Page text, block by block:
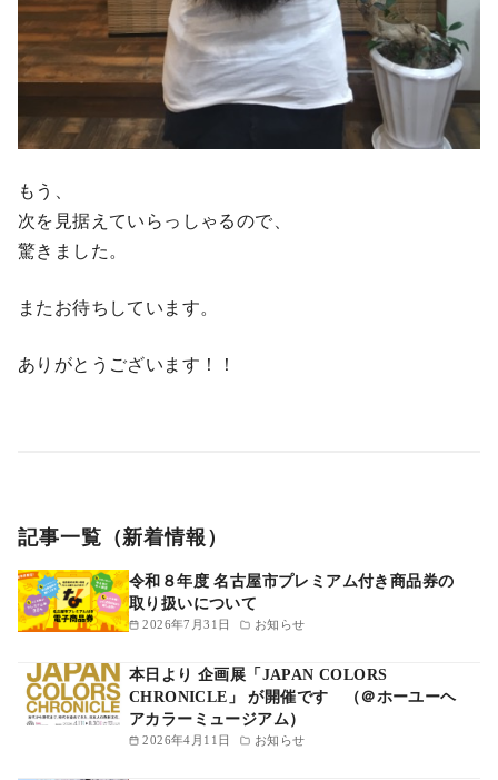
もう、
次を見据えていらっしゃるので、
驚きました。
またお待ちしています。
ありがとうございます！！
記事一覧（新着情報）
2026年7月31日 お知らせ
令和８年度 名古屋市プレミアム付き商品券の
取り扱いについて
2026年4月11日 お知らせ
本日より 企画展「JAPAN COLORS
CHRONICLE」 が開催です （＠ホーユーヘ
アカラーミュージアム）